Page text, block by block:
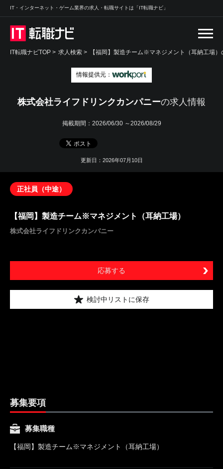
IT・インターネット・ゲーム業界の求人・転職サイトは「IT転職ナビ」
IT転職ナビTOP > 求人検索 > 【福岡】製造チーム※マネジメント（耳納工場）
情報提供元：
株式会社ライフドリンクカンパニーの求人情報
掲載期間： 2026/06/30 ～2026/08/29
更新日：2026年07月10日
正社員（中途）
【福岡】製造チーム※マネジメント（耳納工場）
株式会社ライフドリンクカンパニー
応募する
検討中リストに保存
募集要項
募集職種
【福岡】製造チーム※マネジメント（耳納工場）